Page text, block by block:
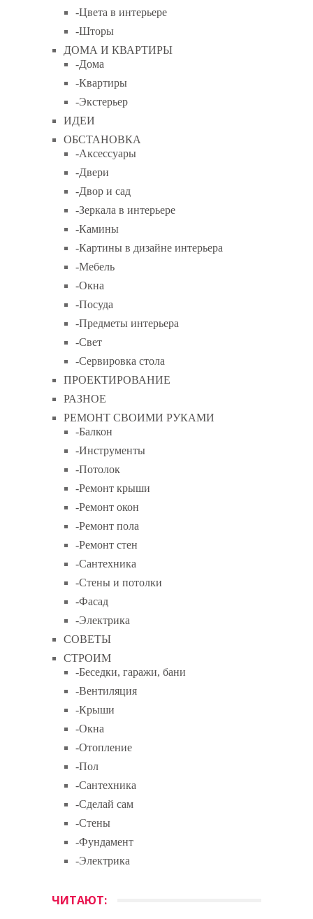
-Цвета в интерьере
-Шторы
ДОМА И КВАРТИРЫ
-Дома
-Квартиры
-Экстерьер
ИДЕИ
ОБСТАНОВКА
-Аксессуары
-Двери
-Двор и сад
-Зеркала в интерьере
-Камины
-Картины в дизайне интерьера
-Мебель
-Окна
-Посуда
-Предметы интерьера
-Свет
-Сервировка стола
ПРОЕКТИРОВАНИЕ
РАЗНОЕ
РЕМОНТ СВОИМИ РУКАМИ
-Балкон
-Инструменты
-Потолок
-Ремонт крыши
-Ремонт окон
-Ремонт пола
-Ремонт стен
-Сантехника
-Стены и потолки
-Фасад
-Электрика
СОВЕТЫ
СТРОИМ
-Беседки, гаражи, бани
-Вентиляция
-Крыши
-Окна
-Отопление
-Пол
-Сантехника
-Сделай сам
-Стены
-Фундамент
-Электрика
ЧИТАЮТ: